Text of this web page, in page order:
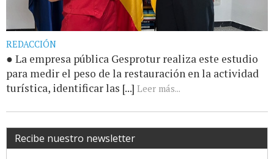
REDACCIÓN
● La empresa pública Gesprotur realiza este estudio
para medir el peso de la restauración en la actividad
turística, identificar las [...] Leer más...
Recibe nuestro newsletter